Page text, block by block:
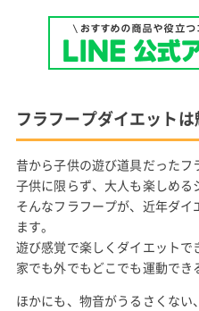
フラフープダイエット
昔から子供の遊び道具だったフ
子供に限らず、大人も楽しめる
そんなフラフープが、近年ダ
ます。
遊び感覚で楽しくダイエットで
家でも外でもどこでも運動でき
ほかにも、物音がうるさくな